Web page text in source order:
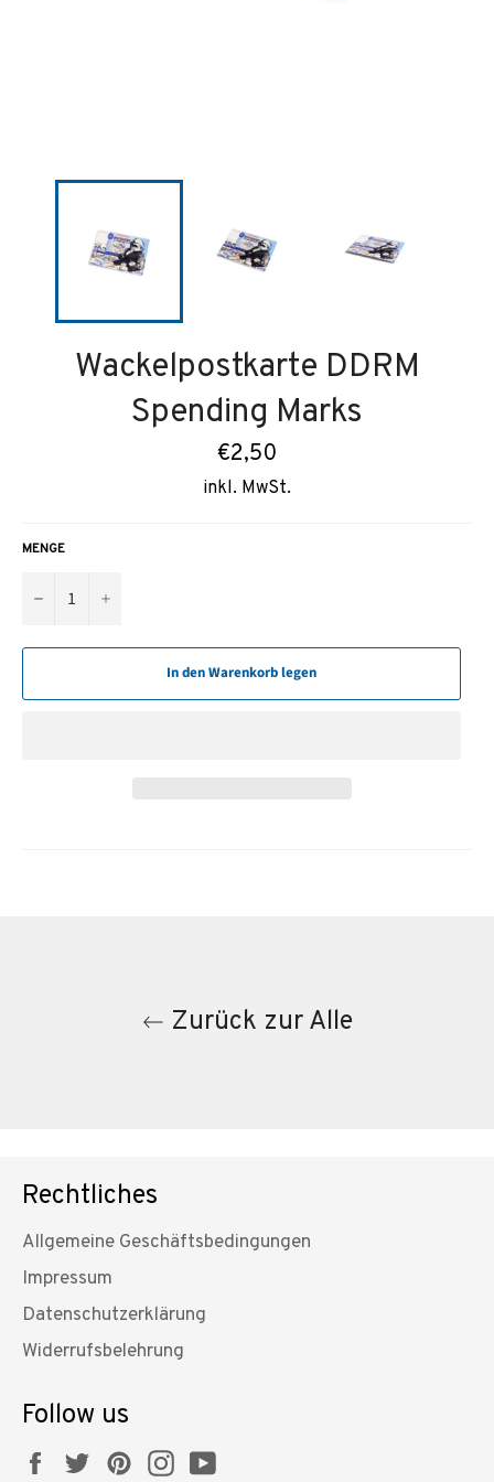
Wackelpostkarte DDRM
Spending Marks
Normaler
Preis
€2,50
inkl. MwSt.
MENGE
− +
In den Warenkorb legen
Zurück zur Alle
Rechtliches
Allgemeine Geschäftsbedingungen
Impressum
Datenschutzerklärung
Widerrufsbelehrung
Follow us
FacebookTwitterPinterestInstagram